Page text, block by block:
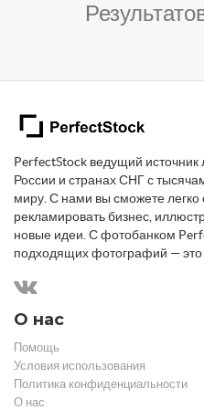
PerfectStock ведущий источник
России и странах СНГ с
миру. С нами вы сможете легко
рекламировать бизнес,
новые идеи. С фотобанком
подходящих фотографий — это
О нас
Помощь
Условия использования
Политика конфиденциальности
О нас